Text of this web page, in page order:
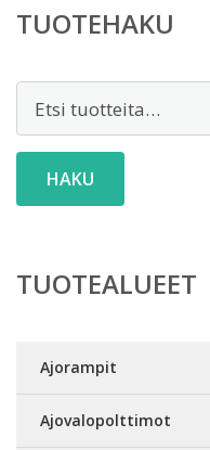
TUOTEHAKU
HAKU
TUOTEALUEET
Ajorampit
Ajovalopolttimot